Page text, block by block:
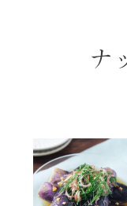
朝シャン（
朝シャン（
ヘルシー（
時短（調理時
あえるハコ
あえるハコネ
ナ